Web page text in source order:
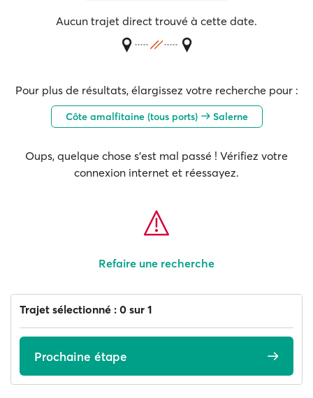
Aucun trajet direct trouvé à cette date.
Pour plus de résultats, élargissez votre recherche pour :
Côte amalfitaine (tous ports) Salerne
Oups, quelque chose s'est mal passé ! Vérifiez votre
connexion internet et réessayez.
Refaire une recherche
Trajet sélectionné : 0 sur 1
Prochaine étape